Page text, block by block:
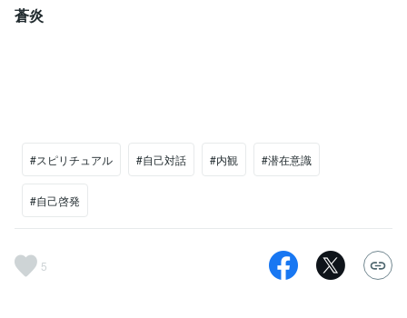
蒼炎
#スピリチュアル #自己対話 #内観 #潜在意識
#自己啓発
5